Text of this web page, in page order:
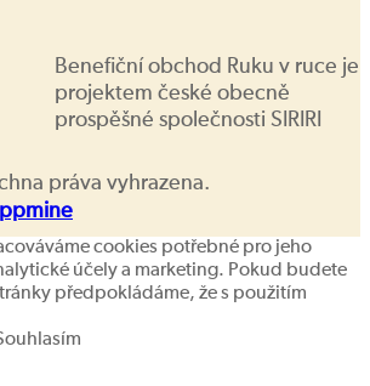
Benefiční obchod Ruku v ruce je
projektem české obecně
prospěšné společnosti SIRIRI
práva vyhrazena.
cookies potřebné pro jeho
účely a marketing. Pokud budete
předpokládáme, že s použitím